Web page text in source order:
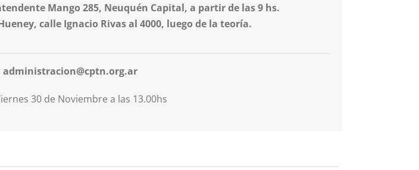
Mango 285, Neuquén Capital, a partir de las 9 hs.
calle Ignacio Rivas al 4000, luego de la teoría.
administracion@cptn.org.ar
30 de Noviembre a las 13.00hs